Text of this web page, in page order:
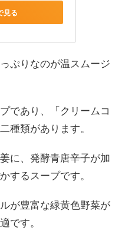
見る
ぷりなのが温スムージ
であり、「クリームコ
種類があります。
に、発酵青唐辛子が加
するスープです。
が豊富な緑黄色野菜が
です。